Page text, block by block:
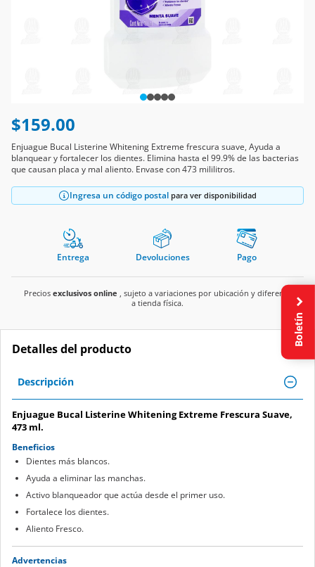
$159.00
Enjuague Bucal Listerine Whitening Extreme frescura suave, Ayuda a
blanquear y fortalecer los dientes. Elimina hasta el 99.9% de las bacterias
que causan placa y mal aliento. Envase con 473 mililitros.
Ingresa un código postal para ver disponibilidad
Entrega Devoluciones Pago
Precios exclusivos online , sujeto a variaciones por ubicación y diferente
a tienda física.
Detalles del producto
Descripción
Enjuague Bucal Listerine Whitening Extreme Frescura Suave,
473 ml.
Beneficios
Dientes más blancos.
Ayuda a eliminar las manchas.
Activo blanqueador que actúa desde el primer uso.
Fortalece los dientes.
Aliento Fresco.
Advertencias
Boletín